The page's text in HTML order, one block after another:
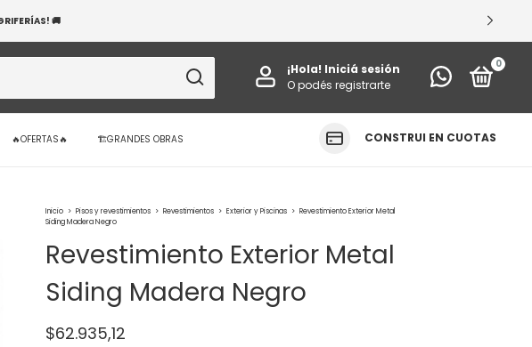
APROVECHÁ HOY Y RENOVÁ TUS ESPACIOS
¡Hola! Iniciá sesión
O podés registrarte
0
🔥OFERTAS🔥 🏗️GRANDES OBRAS CONSTRUI EN CUOTAS
Inicio > Pisos y revestimientos > Revestimientos > Exterior y Piscinas > Revestimiento Exterior Metal
Siding Madera Negro
Revestimiento Exterior Metal
Siding Madera Negro
$62.935,12